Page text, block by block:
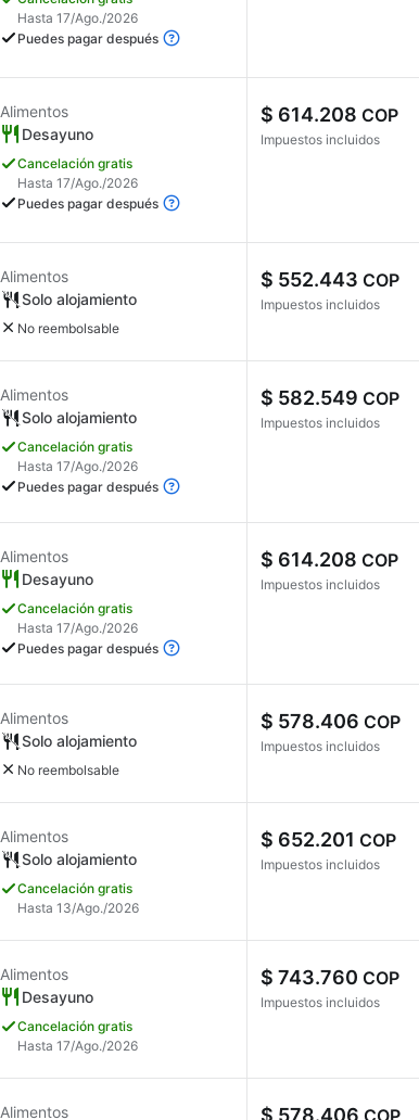
Hasta 17/Ago./2026
Puedes pagar después
Alimentos
Desayuno
Cancelación gratis
Hasta 17/Ago./2026
Puedes pagar después
$ 614.208 COP
Impuestos incluidos
Alimentos
Solo alojamiento
No reembolsable
$ 552.443 COP
Impuestos incluidos
Alimentos
Solo alojamiento
Cancelación gratis
Hasta 17/Ago./2026
Puedes pagar después
$ 582.549 COP
Impuestos incluidos
Alimentos
Desayuno
Cancelación gratis
Hasta 17/Ago./2026
Puedes pagar después
$ 614.208 COP
Impuestos incluidos
Alimentos
Solo alojamiento
No reembolsable
$ 578.406 COP
Impuestos incluidos
Alimentos
Solo alojamiento
Cancelación gratis
Hasta 13/Ago./2026
$ 652.201 COP
Impuestos incluidos
Alimentos
Desayuno
Cancelación gratis
Hasta 17/Ago./2026
$ 743.760 COP
Impuestos incluidos
Alimentos $ 578.406 COP